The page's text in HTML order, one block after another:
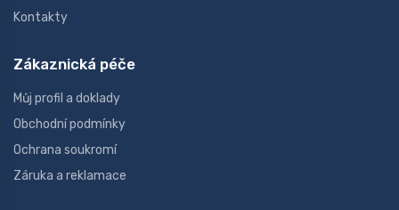
Kontakty
Zákaznická péče
Můj profil a doklady
Obchodní podmínky
Ochrana soukromí
Záruka a reklamace